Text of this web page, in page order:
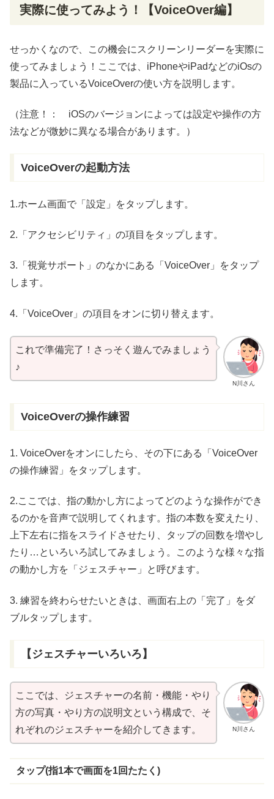
実際に使ってみよう！【VoiceOver編】
せっかくなので、この機会にスクリーンリーダーを実際に
使ってみましょう！ここでは、iPhoneやiPadなどのiOsの
製品に入っているVoiceOverの使い方を説明します。
（注意 ！： iOSのバージョンによっては設定や操作の方
法などが微妙に異なる場合があります。）
VoiceOverの起動方法
1.ホーム画面で「設定」をタップします。
2.「アクセシビリティ」の項目 をタップします。
3.「 視覚サポート」のなかにある「VoiceOver」をタップ
します。
4.「VoiceOver」の項目 をオンに切り替えます。
N川さん
これで準備完了 ！さっそく 遊んでみましょう
♪
VoiceOverの操作練習
1. VoiceOverをオンにしたら、その下にある「VoiceOver
の操作練習 」をタップします。
2.ここでは、指の動かし方によってどのような操作ができ
るのかを音声で説明してくれます。指の本数を変えたり、
上下左右に指をスライドさせたり、タップの回数を増やし
たり…といろいろ試してみましょう。このような様々な指
の動かし方を「ジェスチャー」と呼びます。
3. 練習を終わらせたいときは、 画面右上の「完了」をダ
ブルタップします。
【ジェスチャーいろいろ】
N川さん
ここでは、ジェスチャーの名前 ・ 機能 ・やり
方の写真 ・やり 方の説明文という 構成で、そ
れぞれのジェスチャーを紹介 してきます。
タップ(指1本で画面を1回 たたく)